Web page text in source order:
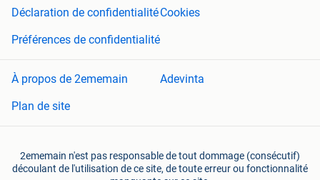
Déclaration de confidentialitéCookies
Préférences de confidentialité
À propos de 2ememain
Adevinta
Plan de site
2ememain n'est pas responsable de tout dommage (consécutif)
découlant de l'utilisation de ce site, de toute erreur ou fonctionnalité